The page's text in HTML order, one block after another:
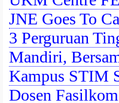
JNE Goes To
3 Perguruan
Mandiri,
Kampus STIM
Dosen